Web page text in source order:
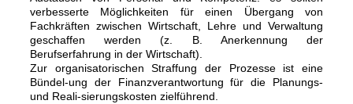
verbesserte Möglichkeiten für einen Übergang von
Fachkräften zwischen Wirtschaft, Lehre und Verwaltung
geschaffen werden (z. B. Anerkennung der
Berufserfahrung in der Wirtschaft).
Zur organisatorischen Straffung der Prozesse ist eine
Bündel-ung der Finanzverantwortung für die Planungs-
und Reali-sierungskosten zielführend.